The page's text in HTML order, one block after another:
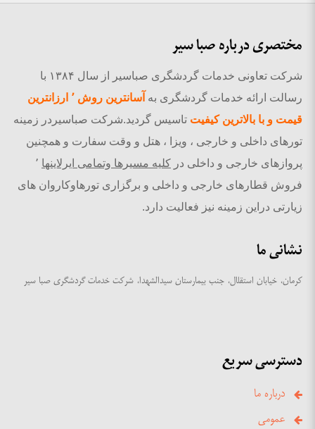
مختصری درباره صبا سیر
شرکت تعاونی خدمات گردشگری صباسیر از سال ۱۳۸۴ با
رسالت ارائه خدمات گردشگری به
آسانترین روش ٬ ارزانترین
قیمت و با بالاترین کیفیت تاسیس گردید.شرکت صباسیردر زمینه
تورهای داخلی و خارجی ، ویزا ، هتل و وقت سفارت و همچنین
پروازهای خارجی و داخلی در کلیه مسیرها وتمامی ایرلاینها ٬
فروش قطارهای خارجی و داخلی و برگزاری تورهاوکاروان های
زیارتی دراین زمینه نیز فعالیت دارد.
نشانی ما
کرمان، خیابان استقلال، جنب بیمارستان سیدالشهدا، شرکت خدمات گردشگری صبا سیر
دسترسی سریع
درباره ما
عمومی